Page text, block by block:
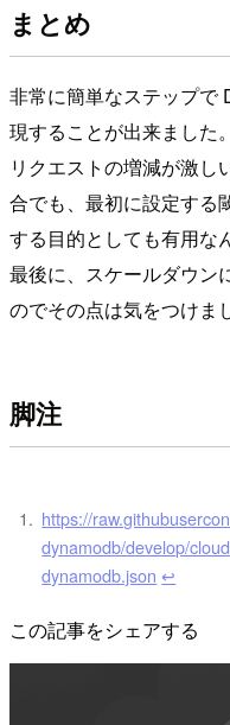
まとめ
非常に簡単なステップで
現することが出来ました。
リクエストの増減が激し
合でも、最初に設定する
する目的としても有用な
最後に、スケールダウン
のでその点は気をつけま
脚注
https://
dynamodb/develop/
dynamodb.json ↩
この記事をシェアする